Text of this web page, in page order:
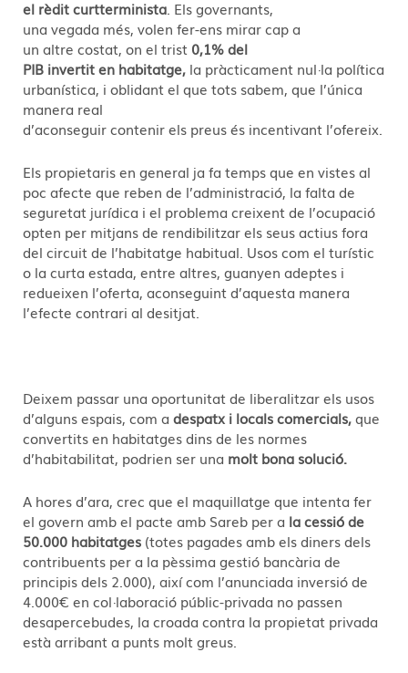
el rèdit curtterminista . Els governants,
una vegada més, volen fer-ens mirar cap a
un altre costat, on el trist 0,1% del
PIB invertit en habitatge, la pràcticament nul·la política
urbanística, i oblidant el que tots sabem, que l’única
manera real
d’aconseguir contenir els preus és incentivant l’ofereix.
Els propietaris en general ja fa temps que en vistes al
poc afecte que reben de l’administració, la falta de
seguretat jurídica i el problema creixent de l’ocupació
opten per mitjans de rendibilitzar els seus actius fora
del circuit de l’habitatge habitual. Usos com el turístic
o la curta estada, entre altres, guanyen adeptes i
redueixen l’oferta, aconseguint d’aquesta manera
l’efecte contrari al desitjat.
Deixem passar una oportunitat de liberalitzar els usos
d’alguns espais, com a despatx i locals comercials,que
convertits en habitatges dins de les normes
d’habitabilitat, podrien ser una molt bona solució.
A hores d’ara, crec que el maquillatge que intenta fer
el govern amb el pacte amb Sareb per a la cessió de
50.000 habitatges (totes pagades amb els diners dels
contribuents per a la pèssima gestió bancària de
principis dels 2.000), així com l’anunciada inversió de
4.000€ en col·laboració públic-privada no passen
desapercebudes, la croada contra la propietat privada
està arribant a punts molt greus.